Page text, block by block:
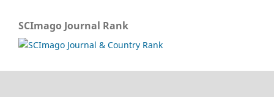
SCImago Journal Rank